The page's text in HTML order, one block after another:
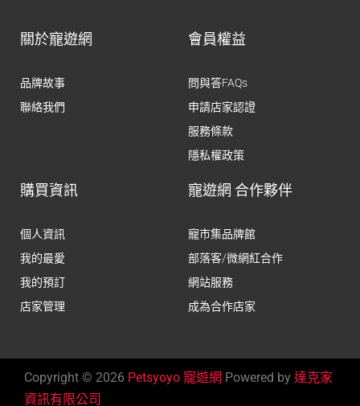
關於寵遊網
品牌故事
聯絡我們
會員權益
問與答FAQs
申請店家認證
服務條款
隱私權政策
購買資訊
個人資訊
我的最愛
我的預訂
店家管理
寵遊網 合作夥伴
寵市集品牌館
部落客/微網紅合作
網站服務
成為合作店家
Copyright © 2026 Petsyoyo 寵遊網 Powered by 達克家
資訊有限公司